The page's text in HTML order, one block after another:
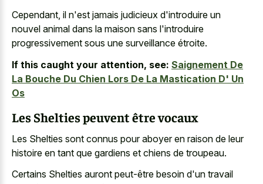
Cependant, il n'est jamais judicieux d'introduire un
nouvel animal dans la maison sans l'introduire
progressivement sous une surveillance étroite.
If this caught your attention, see: Saignement De
La Bouche Du Chien Lors De La Mastication D' Un
Os
Les Shelties peuvent être vocaux
Les Shelties sont connus pour aboyer en raison de leur
histoire en tant que gardiens et chiens de troupeau.
Certains Shelties auront peut-être besoin d'un travail